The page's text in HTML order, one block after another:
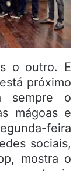
o outro. E
próximo
sempre o
mágoas e
feira
sociais,
mostra o